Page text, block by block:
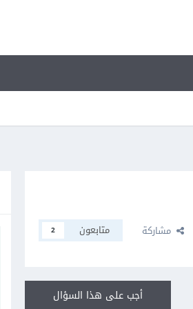
مشاركة متابعون 2
أجب على هذا السؤال